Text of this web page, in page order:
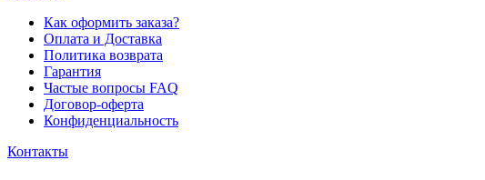
Как оформить заказа?
Оплата и Доставка
Политика возврата
Гарантия
Частые вопросы FAQ
Договор-оферта
Конфиденциальность
Контакты